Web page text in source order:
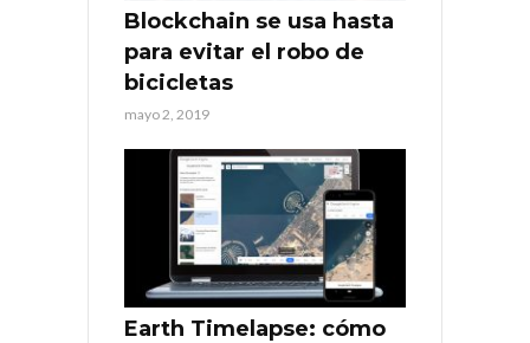
Blockchain se usa hasta
para evitar el robo de
bicicletas
mayo 2, 2019
Earth Timelapse: cómo